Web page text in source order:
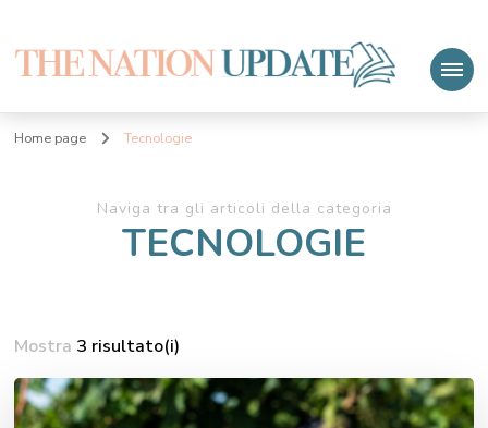
The Nation Update
Home page Tecnologie
Naviga tra gli articoli della categoria
TECNOLOGIE
Mostra 3 risultato(i)